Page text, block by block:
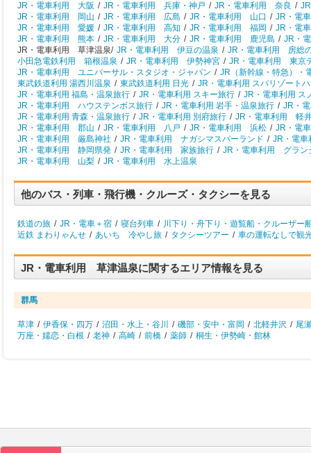
JR・電車利用 大阪 / JR・電車利用 兵庫・神戸 / JR・電車利用 奈良 /
JR・電車利用 岡山 / JR・電車利用 広島 / JR・電車利用 山口 / JR・電
JR・電車利用 愛媛 / JR・電車利用 高知 / JR・電車利用 福岡 / JR・電
JR・電車利用 熊本 / JR・電車利用 大分 / JR・電車利用 鹿児島 / JR・
JR・電車利用 草津温泉/ JR・電車利用 伊豆の温泉 / JR・電車利用 房総
小田急電鉄利用 箱根温泉 / JR・電車利用 伊勢神宮 / JR・電車利用 東京
JR・電車利用 ユニバーサル・スタジオ・ジャパン / JR（新幹線・特急）・
東武鉄道利用 湯西川温泉 / 東武鉄道利用 日光 / JR・電車利用 スパリゾート
JR・電車利用 福島・温泉旅行 / JR・電車利用 スキー旅行 / JR・電車利用 ス
JR・電車利用 ハウステンボス旅行 / JR・電車利用 岩手・温泉旅行 / JR・
JR・電車利用 青森・温泉旅行 / JR・電車利用 別府旅行 / JR・電車利用 軽
JR・電車利用 郡山 / JR・電車利用 八戸 / JR・電車利用 浜松 / JR・電
JR・電車利用 厳島神社 / JR・電車利用 ナガシマスパーランド / JR・電
JR・電車利用 静岡県発 / JR・電車利用 家族旅行 / JR・電車利用 グラン
JR・電車利用 山梨 / JR・電車利用 水上温泉
他のバス・列車・飛行機・クルーズ・タクシーを見る
鉄道の旅 / JR・電車＋宿 / 寝台列車 / 川下り・舟下り・遊覧船・クルーザー
近鉄 まわりゃんせ / あいち 冷やし旅 / タクシーツアー / 車の運転なしで観
JR・電車利用 草津温泉に関するエリア情報を見る
群馬
草津 / 伊香保・四万 / 沼田・水上・谷川 / 磯部・安中・富岡 / 北軽井沢 / 尾
万座・嬬恋・白根 / 老神 / 高崎 / 前橋 / 薬師 / 桐生・伊勢崎・館林